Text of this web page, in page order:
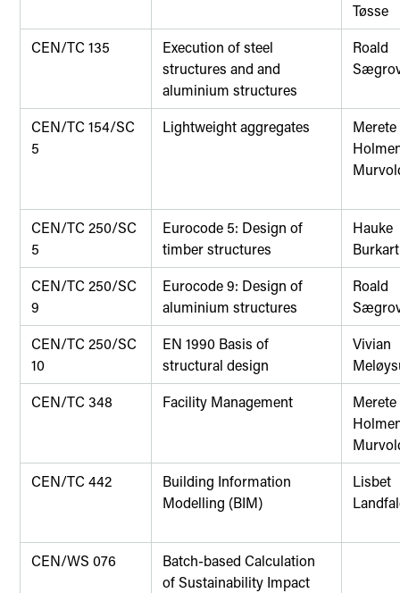
Tøsse
CEN/TC 135
Execution of steel
structures and and
aluminium structures
Roald
CEN/TC 154/SC
5
Lightweight aggregates
Merete
CEN/TC 250/SC
5
Eurocode 5: Design of
timber structures
Hauke
Burkart
CEN/TC 250/SC
9
Eurocode 9: Design of
aluminium structures
Roald
CEN/TC 250/SC
10
EN 1990 Basis of
structural design
Vivian
CEN/TC 348
Facility Management
Merete
CEN/TC 442
Building Information
Modelling (BIM)
Lisbet
CEN/WS 076
Batch-based Calculation
of Sustainability Impact